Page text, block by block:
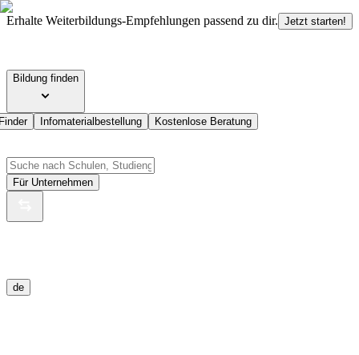
Erhalte Weiterbildungs-Empfehlungen passend zu dir. Jetzt starten!
Bildung finden
Infomaterialbestellung Kostenlose Beratung
Für Unternehmen
de